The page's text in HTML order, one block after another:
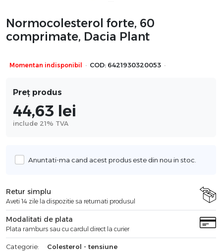
Normocolesterol forte, 60
comprimate, Dacia Plant
Momentan indisponibil · COD: 6421930320053 ·
Preț produs
44,63 lei
include 21% TVA
Anuntati-ma cand acest produs este din nou in stoc.
Retur simplu
Aveti 14 zile la dispozitie sa returnati produsul
Modalitati de plata
Plata ramburs sau cu cardul direct la curier
Categorie:
Colesterol - tensiune